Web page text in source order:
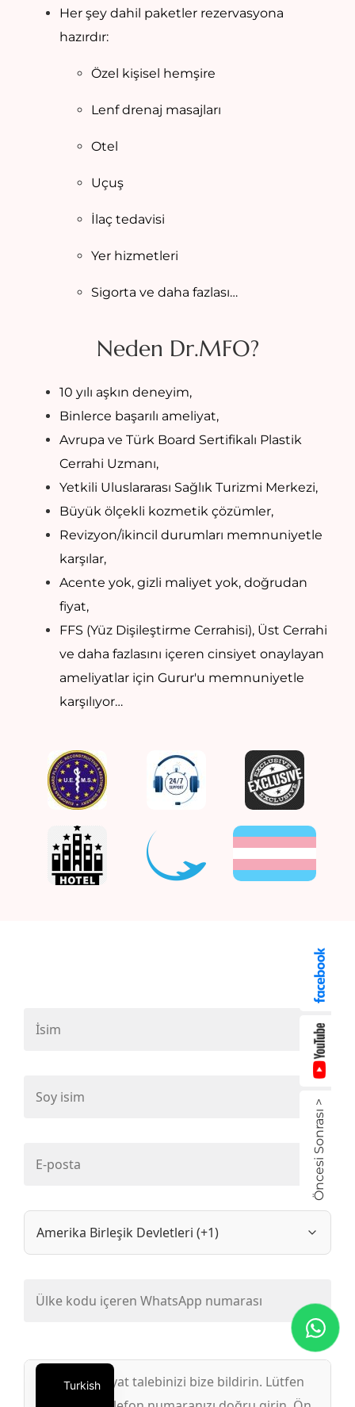
Her şey dahil paketler rezervasyona
hazırdır:
Özel kişisel hemşire
Lenf drenaj masajları
Otel
Uçuş
İlaç tedavisi
Yer hizmetleri
Sigorta ve daha fazlası…
Neden Dr.MFO?
10 yılı aşkın deneyim,
Binlerce başarılı ameliyat,
Avrupa ve Türk Board Sertifikalı Plastik
Cerrahi Uzmanı,
Yetkili Uluslararası Sağlık Turizmi Merkezi,
Büyük ölçekli kozmetik çözümler,
Revizyon/ikincil durumları memnuniyetle
karşılar,
Acente yok, gizli maliyet yok, doğrudan
fiyat,
FFS (Yüz Dişileştirme Cerrahisi), Üst Cerrahi
ve daha fazlasını içeren cinsiyet onaylayan
ameliyatlar için Gurur'u memnuniyetle
karşılıyor…
Öncesi Sonrası >
Turkish